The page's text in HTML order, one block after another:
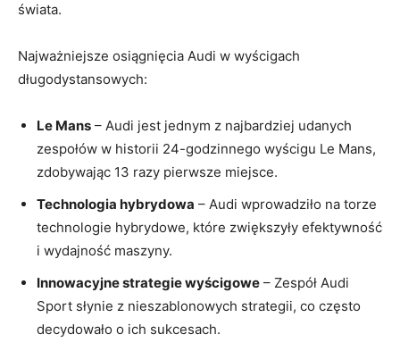
świata.
Najważniejsze osiągnięcia Audi w wyścigach
długodystansowych:
Le Mans – Audi jest jednym z najbardziej udanych
zespołów w historii 24-godzinnego wyścigu Le Mans,
zdobywając 13 razy pierwsze miejsce.
Technologia hybrydowa – Audi wprowadziło na torze
technologie hybrydowe, które zwiększyły efektywność
i wydajność maszyny.
Innowacyjne strategie wyścigowe – Zespół Audi
Sport słynie z nieszablonowych strategii, co często
decydowało o ich sukcesach.